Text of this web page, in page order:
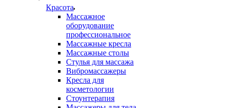
Красота
Массажное
оборудование
профессиональное
Массажные кресла
Массажные столы
Стулья для массажа
Вибромассажеры
Кресла для
косметологии
Стоунтерапия